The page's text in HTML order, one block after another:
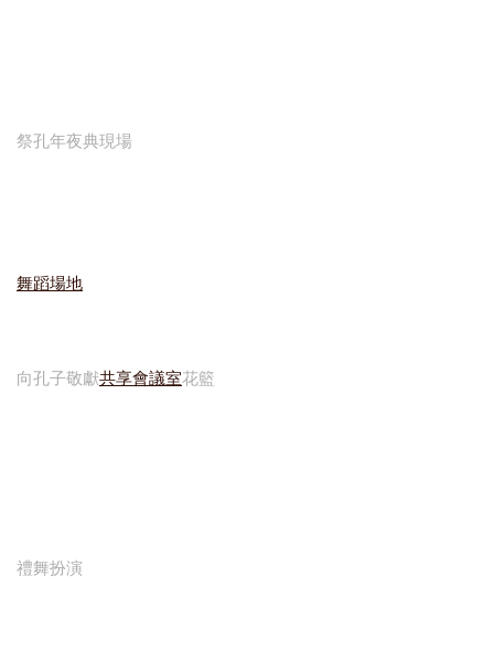
祭孔年夜典現場
舞蹈場地
向孔子敬獻共享會議室花籃
禮舞扮演